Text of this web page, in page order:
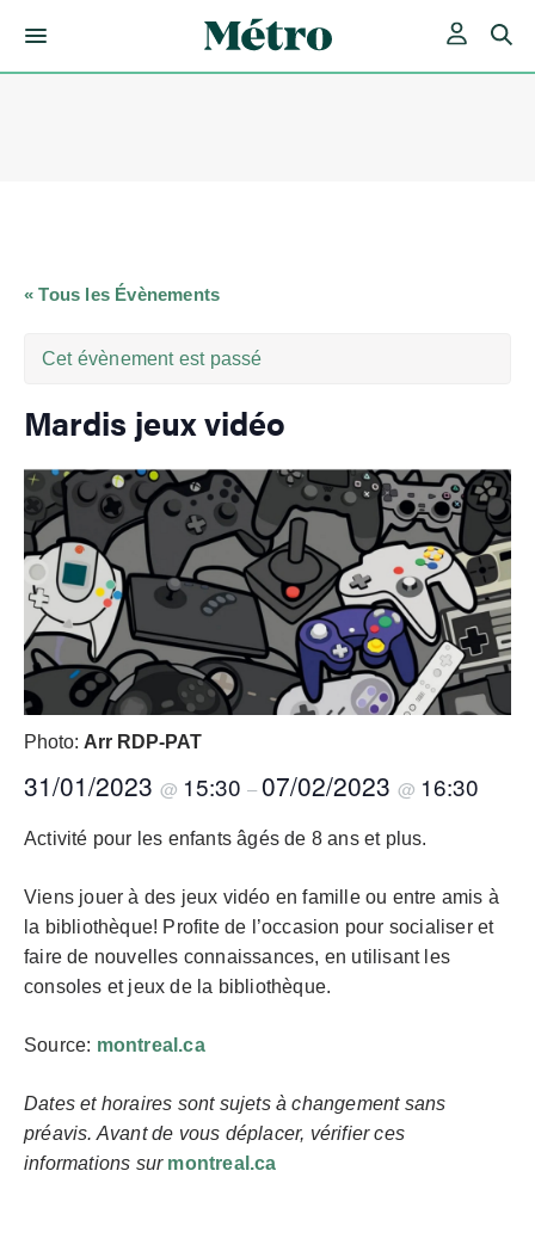
« Tous les Évènements
Cet évènement est passé
Mardis jeux vidéo
Photo: Arr RDP-PAT
31/01/2023 @ 15:30 – 07/02/2023 @ 16:30
Activité pour les enfants âgés de 8 ans et plus.
Viens jouer à des jeux vidéo en famille ou entre amis à
la bibliothèque! Profite de l’occasion pour socialiser et
faire de nouvelles connaissances, en utilisant les
consoles et jeux de la bibliothèque.
Source: montreal.ca
Dates et horaires sont sujets à changement sans
préavis. Avant de vous déplacer, vérifier ces
informations sur montreal.ca